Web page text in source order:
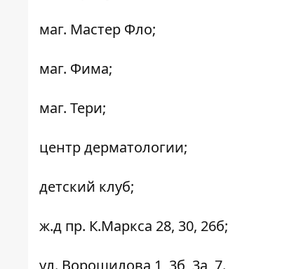
маг. Мастер Фло;
маг. Фима;
маг. Тери;
центр дерматологии;
детский клуб;
ж.д пр. К.Маркса 28, 30, 26б;
ул. Ворошилова 1, 3б, 3а, 7.